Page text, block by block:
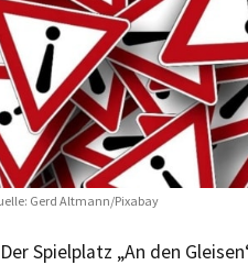
Gerd Altmann/Pixabay
Der Spielplatz „An den